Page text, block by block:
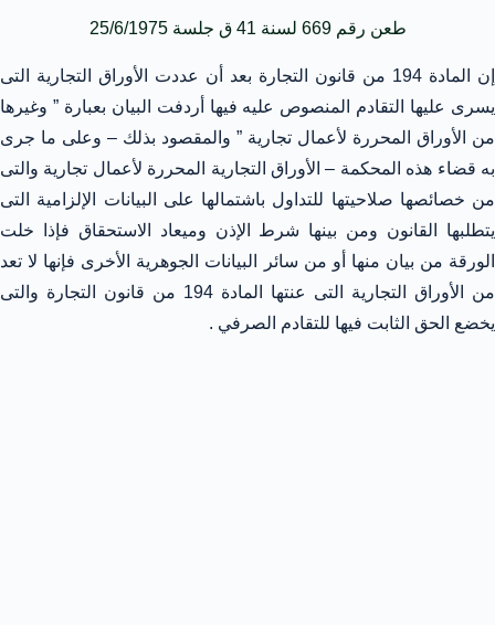
طعن رقم 669 لسنة 41 ق جلسة 25/6/1975
إن المادة 194 من قانون التجارة بعد أن عددت الأوراق التجارية التى
يسرى عليها التقادم المنصوص عليه فيها أردفت البيان بعبارة ” وغيرها
من الأوراق المحررة لأعمال تجارية ” والمقصود بذلك – وعلى ما جرى
به قضاء هذه المحكمة – الأوراق التجارية المحررة لأعمال تجارية والتى
من خصائصها صلاحيتها للتداول باشتمالها على البيانات الإلزامية التى
يتطلبها القانون ومن بينها شرط الإذن وميعاد الاستحقاق فإذا خلت
الورقة من بيان منها أو من سائر البيانات الجوهرية الأخرى فإنها لا تعد
من الأوراق التجارية التى عنتها المادة 194 من قانون التجارة والتى
يخضع الحق الثابت فيها للتقادم الصرفي .